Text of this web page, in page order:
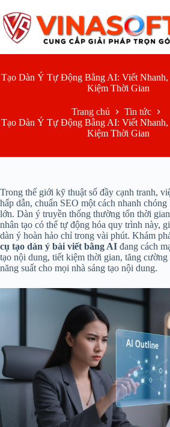
đến
phần
nội
Tạo Dàn Ý Tự Động Bằng AI: Viết Nhanh,
Kiệm Thời Gian
Trang chủ
Tin tức
Tạo Dàn Ý Tự Động Bằng AI: Viết Nhanh,
Kiệm Thời Gian
Trong thế giới kỹ thuật số đầy cạnh tranh,
hấp dẫn, chuẩn SEO một cách nhanh
lớn. Dàn ý truyền thống thường tốn thời
nhân tạo có thể tự động hóa quy trình này,
dàn ý hoàn hảo chỉ trong vài phút. Khám
cụ tạo dàn ý bài viết bằng AI đang cách
tạo nội dung, tiết kiệm thời gian, tăng cường
năng suất cho mọi nhà sáng tạo nội dung.